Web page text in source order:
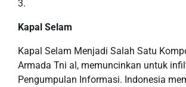
Kapal Selam
Kapal Selam Menjadi Salah Satu
Armada Tni al, memuncinkan untuk
Pengumpulan Informasi. Indonesia